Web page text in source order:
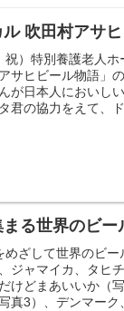
ル 吹田村アサ
祝）特別養護老人
サヒビール物語」
が日本人においし
君の協力をえて、
る世界のビー
めざして世界のビ
ジャマイカ、タヒ
けどまあいいか（
真3）、デンマーク